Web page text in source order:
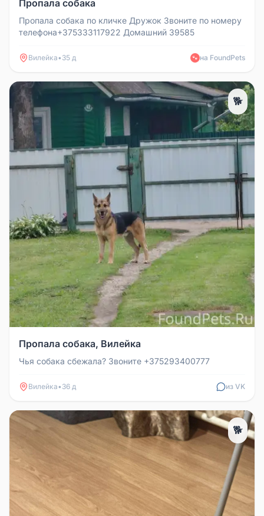
Пропала собака
Пропала собака по кличке Дружок Звоните по номеру
телефона+375333117922 Домашний 39585
Вилейка• 35 д 🐾 на FoundPets
🐕
Пропала собака, Вилейка
Чья собака сбежала? Звоните +375293400777
Вилейка• 36 д из VK
🐕